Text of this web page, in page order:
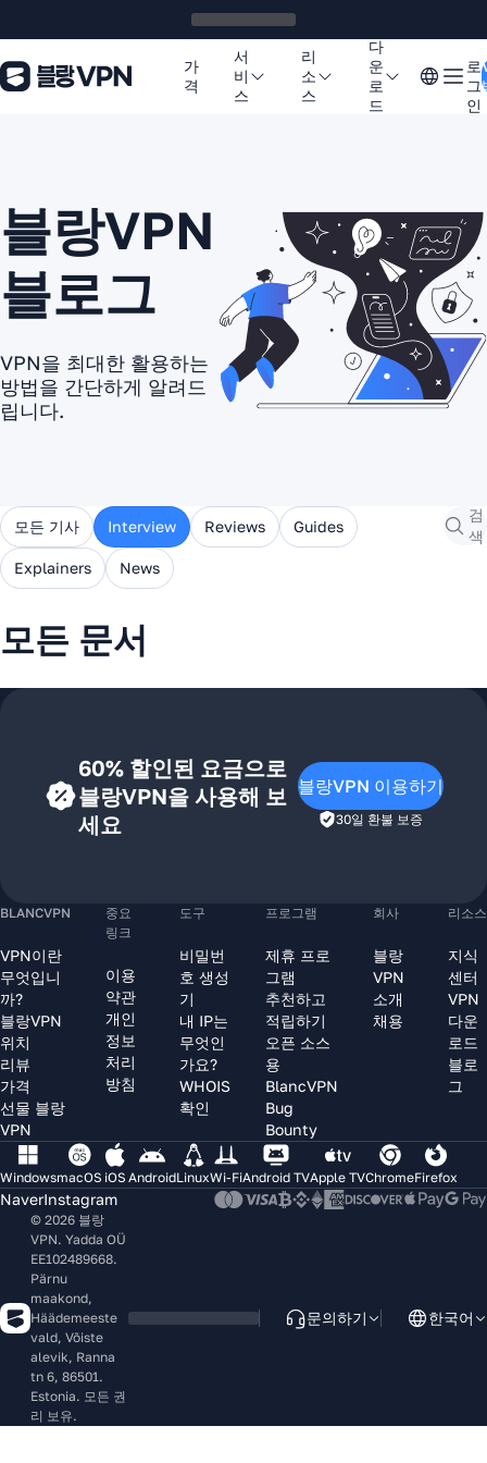
가
격
서
비
스
리
소
스
다
운
로
드
로
그
인
블랑VPN
블로그
VPN을 최대한 활용하는
방법을 간단하게 알려드
립니다.
모든 기사 Interview Reviews Guides
Explainers News
검
색
모든 문서
60% 할인된 요금으로
블랑VPN을 사용해 보
세요
블랑VPN 이용하기
30일 환불 보증
BLANCVPN
VPN이란
무엇입니
까?
블랑VPN
위치
리뷰
가격
선물 블랑
VPN
중요
링크
이용
약관
개인
정보
처리
방침
도구
비밀번
호 생성
기
내 IP는
무엇인
가요?
WHOIS
확인
프로그램
제휴 프로
그램
추천하고
적립하기
오픈 소스
용
BlancVPN
Bug
Bounty
회사
블랑
VPN
소개
채용
리소스
지식
센터
VPN
다운
로드
블로
그
WindowsmacOS iOS AndroidLinuxWi-FiAndroid TVApple TVChromeFirefox
NaverInstagram
© 2026 블랑
VPN. Yadda OÜ
EE102489668.
Pärnu
maakond,
Häädemeeste
vald, Võiste
alevik, Ranna
tn 6, 86501.
Estonia. 모든 권
리 보유.
문의하기 한국어